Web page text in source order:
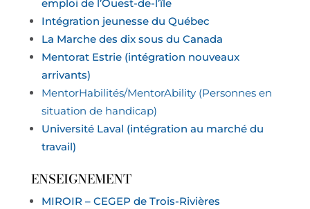
emploi de l’Ouest-de-l’île
Intégration jeunesse du Québec
La Marche des dix sous du Canada
Mentorat Estrie (intégration nouveaux
arrivants)
MentorHabilités/MentorAbility (Personnes en
situation de handicap)
Université Laval (intégration au marché du
travail)
ENSEIGNEMENT
MIROIR – CEGEP de Trois-Rivières